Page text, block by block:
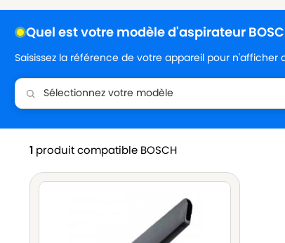
Quel est votre modèle d'aspirateur
Saisissez la référence de votre appareil pour n'afficher
1produit compatible BOSCH